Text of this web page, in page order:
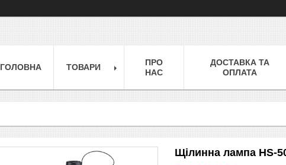
ГОЛОВНА ТОВАРИ
ПРО
НАС
ДОСТАВКА ТА
ОПЛАТА
Щілинна лампа HS-